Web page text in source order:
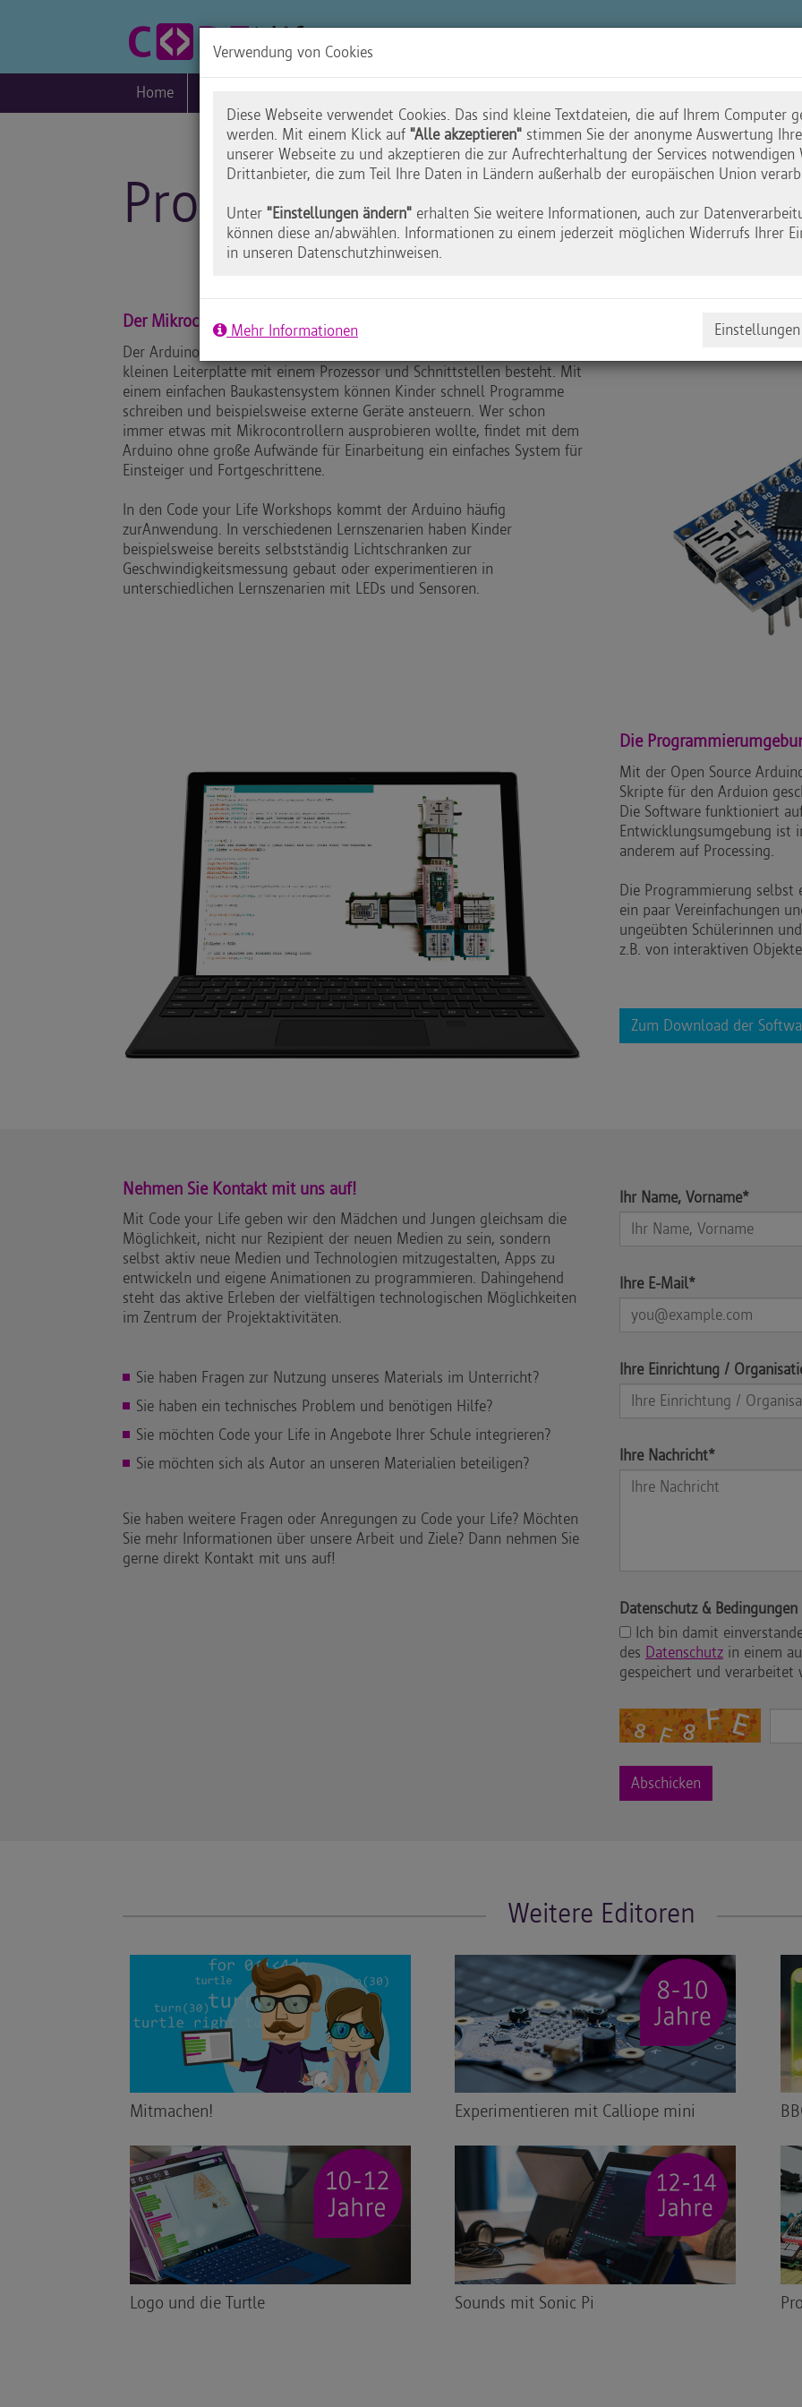
Home
Programmieren mit dem
Der Mikrocontroller Arduino Nano
Der Arduino ist eine standardisierte Hardwareplattform, die aus einer
kleinen Leiterplatte mit einem Prozessor und Schnittstellen besteht. Mit
einem einfachen Baukastensystem können Kinder schnell Programme
schreiben und beispielsweise externe Geräte ansteuern. Wer schon
immer etwas mit Mikrocontrollern ausprobieren wollte, findet mit dem
Arduino ohne große Aufwände für Einarbeitung ein einfaches System für
Einsteiger und Fortgeschrittene.
In den Code your Life Workshops kommt der Arduino häufig
zurAnwendung. In verschiedenen Lernszenarien haben Kinder
beispielsweise bereits selbstständig Lichtschranken zur
Geschwindigkeitsmessung gebaut oder experimentieren in
unterschiedlichen Lernszenarien mit LEDs und Sensoren.
Die
Mit der Open Source
Skripte für den Arduion
Die Software funktioniert
Entwicklungsumgebung ist
anderem auf Processing.
Die Programmierung
ein paar Vereinfachungen
ungeübten Schülerinnen
z.B. von interaktiven
Zum Download der
Nehmen Sie Kontakt mit uns auf!
Mit Code your Life geben wir den Mädchen und Jungen gleichsam die
Möglichkeit, nicht nur Rezipient der neuen Medien zu sein, sondern
selbst aktiv neue Medien und Technologien mitzugestalten, Apps zu
entwickeln und eigene Animationen zu programmieren. Dahingehend
steht das aktive Erleben der vielfältigen technologischen Möglichkeiten
im Zentrum der Projektaktivitäten.
Sie haben Fragen zur Nutzung unseres Materials im Unterricht?
Sie haben ein technisches Problem und benötigen Hilfe?
Sie möchten Code your Life in Angebote Ihrer Schule integrieren?
Sie möchten sich als Autor an unseren Materialien beteiligen?
Sie haben weitere Fragen oder Anregungen zu Code your Life? Möchten
Sie mehr Informationen über unsere Arbeit und Ziele? Dann nehmen Sie
gerne direkt Kontakt mit uns auf!
Ihr Name, Vorname*
Ihre E-Mail*
Ihre Einrichtung /
Ihre Nachricht*
Datenschutz & Bedingungen
Ich bin damit
des Datenschutz in einem
gespeichert und verarbeitet
Weitere Editoren
Mitmachen! Experimentieren mit Calliope mini
Logo und die Turtle Sounds mit Sonic Pi
Verwendung von Cookies
Diese Webseite verwendet Cookies. Das sind kleine Textdateien, die auf Ihrem Computer
werden. Mit einem Klick auf "Alle akzeptieren" stimmen Sie der anonyme Auswertung
unserer Webseite zu und akzeptieren die zur Aufrechterhaltung der Services notwendigen
Drittanbieter, die zum Teil Ihre Daten in Ländern außerhalb der europäischen Union
Unter "Einstellungen ändern" erhalten Sie weitere Informationen, auch zur
können diese an/abwählen. Informationen zu einem jederzeit möglichen Widerrufs Ihrer
in unseren Datenschutzhinweisen.
Mehr Informationen